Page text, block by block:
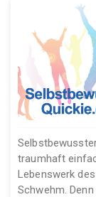
traumhaft
Lebenswerk
Schwehm.